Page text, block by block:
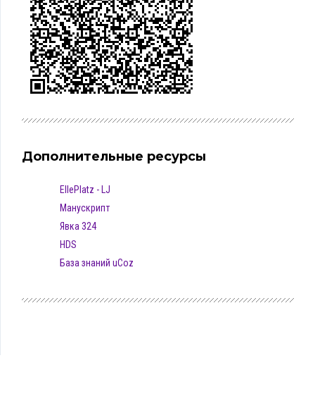
Дополнительные ресурсы
EllePlatz - LJ
Манускрипт
Явка 324
HDS
База знаний uCoz